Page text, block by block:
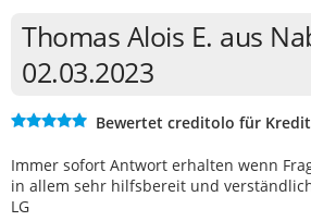
Thomas Alois E. aus
02.03.2023
Bewertet creditolo für
Immer sofort Antwort erhalten wenn
in allem sehr hilfsbereit und
LG